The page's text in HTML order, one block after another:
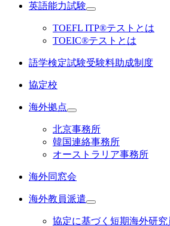
英語能力試験
TOEFL ITP®テストとは
TOEIC®テストとは
語学検定試験受験料助成制度
協定校
海外拠点
北京事務所
韓国連絡事務所
オーストラリア事務所
海外同窓会
海外教員派遣
協定に基づく短期海外研究